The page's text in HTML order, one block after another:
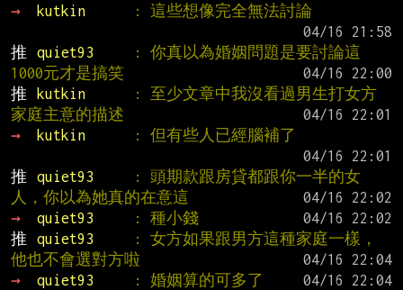
→
kutkin
: 這些想像完全無法討論
推
quiet93
: 你真以為婚姻問題是要討論這
1000元才是搞笑
推
kutkin
: 至少文章中我沒看過男生打女方
家庭主意的描述
→
kutkin
: 但有些人已經腦補了
推
quiet93
: 頭期款跟房貸都跟你一半的女
人，你以為她真的在意這
→
quiet93 : 種小錢
推
quiet93
: 女方如果跟男方這種家庭一樣，
他也不會選對方啦
→
quiet93 : 婚姻算的可多了